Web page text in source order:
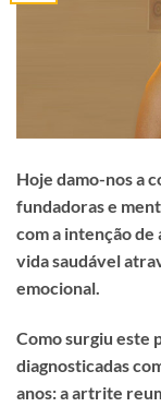
Hoje damo-nos a
fundadoras e
com a intenção de
vida saudável
emocional.
Como surgiu este
diagnosticadas
anos: a artrite